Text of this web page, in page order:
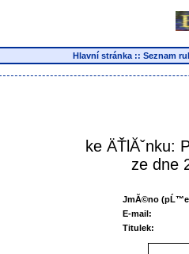
Hlavní stránka :: Seznam
ke ÄŤlĂˇnku:
ze dne
JmĂ©no
E-mail:
Titulek: